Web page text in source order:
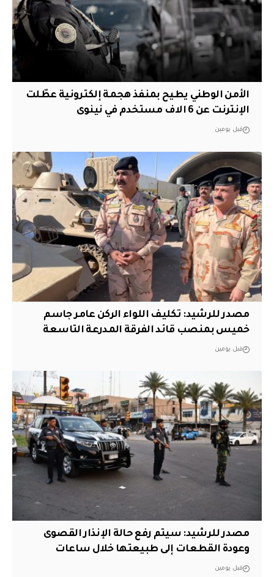
الأمن الوطني يطيح بمنفذ هجمة إلكترونية عطّلت
الإنترنت عن 6 الاف مستخدم في نينوى
قبل يومين
مصدر للرشيد: تكليف اللواء الركن عامر جاسم
خميس بمنصب قائد الفرقة المدرعة التاسعة
قبل يومين
مصدر للرشيد: سيتم رفع حالة الإنذار القصوى
وعودة القطعات إلى طبيعتها خلال ساعات
قبل يومين